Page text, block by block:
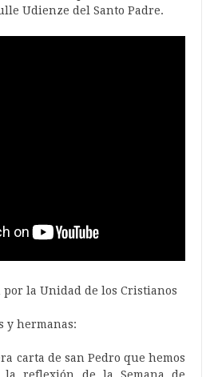
Udienze del Santo Padre.
por la Unidad de los Cristianos
y hermanas:
carta de san Pedro que hemos